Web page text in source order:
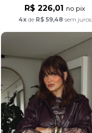
R$ 226,01 no pix
4xde R$ 59,48 sem juros